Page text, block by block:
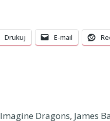
Drukuj E-mail
Imagine Dragons, James